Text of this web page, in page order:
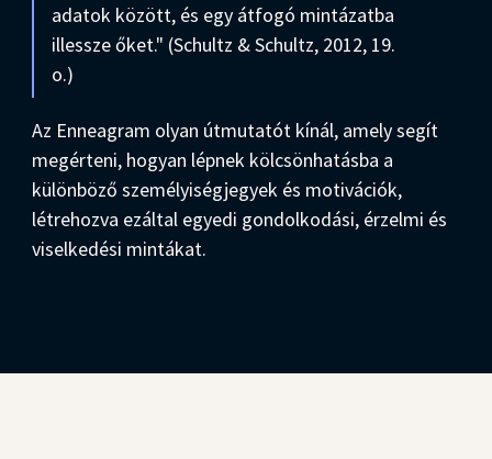
adatok között, és egy átfogó mintázatba
illessze őket." (Schultz & Schultz, 2012, 19.
o.)
Az Enneagram olyan útmutatót kínál, amely segít
megérteni, hogyan lépnek kölcsönhatásba a
különböző személyiségjegyek és motivációk,
létrehozva ezáltal egyedi gondolkodási, érzelmi és
viselkedési mintákat.